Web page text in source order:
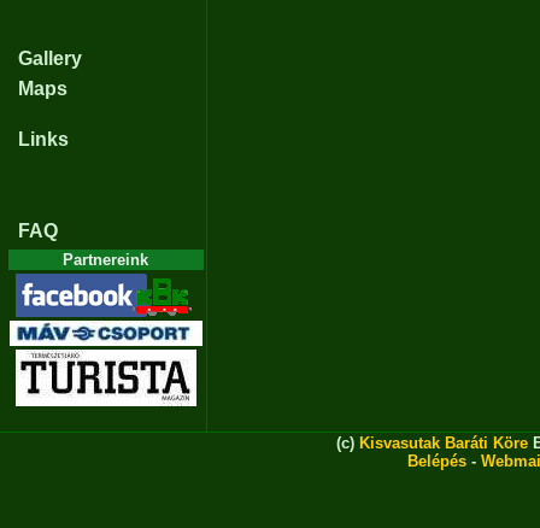
Gallery
Maps
Links
FAQ
Partnereink
(c) Kisvasutak Baráti Köre
Belépés -